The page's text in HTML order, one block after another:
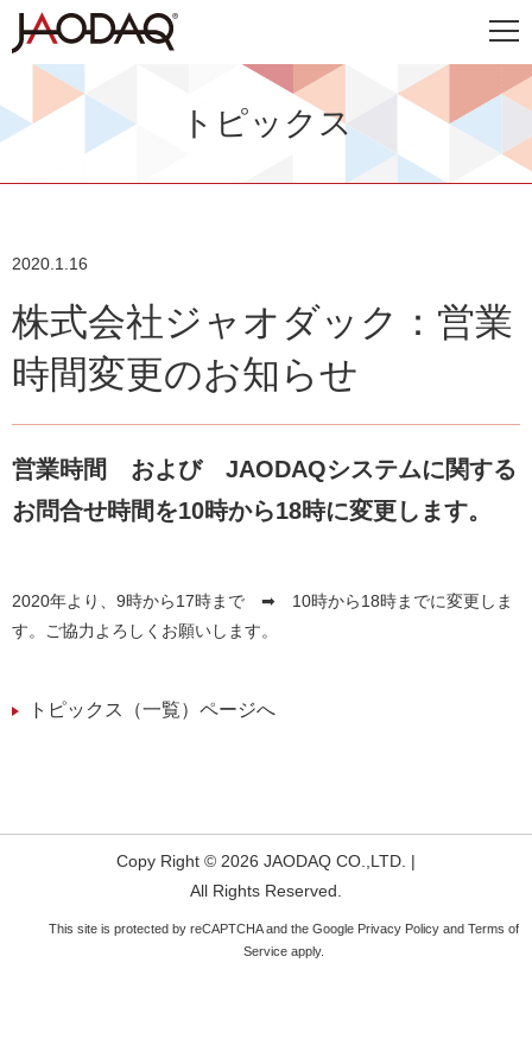
トピックス
2020.1.16
株式会社ジャオダック：営業
時間変更のお知らせ
営業時間 および JAODAQシステムに関する
お問合せ時間を10時から18時に変更します。
2020年より、9時から17時まで ➡ 10時から18時までに変更しま
す。ご協力よろしくお願いします。
トピックス（一覧）ページへ
Copy Right © 2026 JAODAQ CO.,LTD. |
All Rights Reserved.
This site is protected by reCAPTCHA and the Google Privacy Policy and Terms of
Service apply.